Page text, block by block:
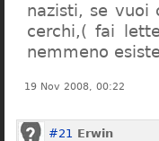
nazisti, se vuoi
cerchi,( fai
nemmeno
19 Nov 2008, 00:22
#21 Erwin